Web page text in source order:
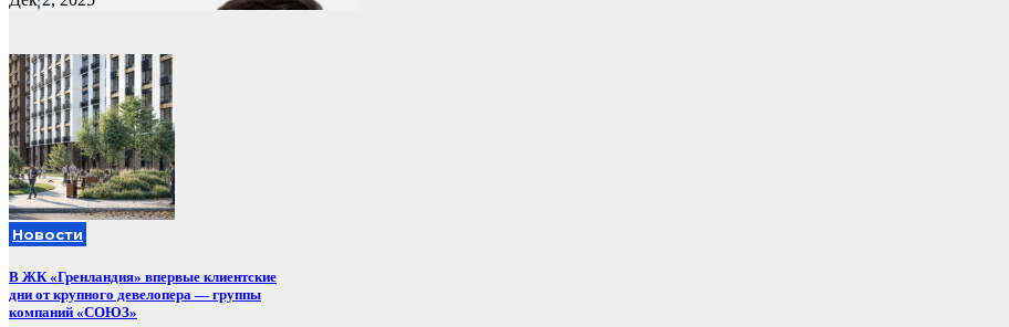
Новости
В ЖК «Гренландия» впервые клиентские
дни от крупного девелопера — группы
компаний «СОЮЗ»